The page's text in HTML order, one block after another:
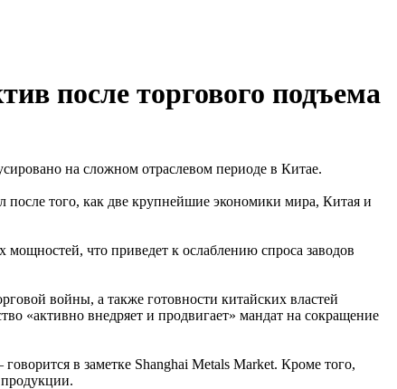
после торгового подъема
на сложном отраслевом периоде в Китае.
после того, как две крупнейшие экономики мира, Китая и
что приведет к ослаблению спроса заводов
войны, а также готовности китайских властей
«активно внедряет и продвигает» мандат на сокращение
в заметке Shanghai Metals Market. Кроме того,